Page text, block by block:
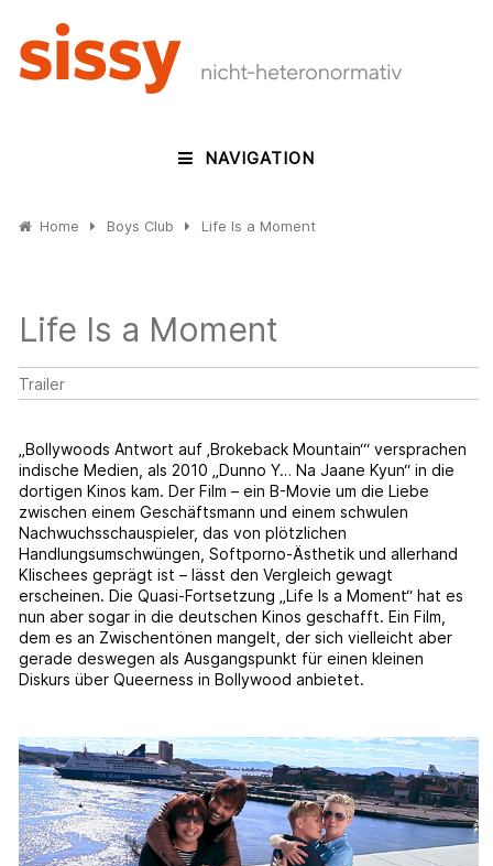
NAVIGATION
Home Boys Club Life Is a Moment
Life Is a Moment
Trailer
„Bollywoods Antwort auf ‚Brokeback Mountain‘“ versprachen
indische Medien, als 2010 „Dunno Y… Na Jaane Kyun“ in die
dortigen Kinos kam. Der Film – ein B-Movie um die Liebe
zwischen einem Geschäftsmann und einem schwulen
Nachwuchsschauspieler, das von plötzlichen
Handlungsumschwüngen, Softporno-Ästhetik und allerhand
Klischees geprägt ist – lässt den Vergleich gewagt
erscheinen. Die Quasi-Fortsetzung „Life Is a Moment“ hat es
nun aber sogar in die deutschen Kinos geschafft. Ein Film,
dem es an Zwischentönen mangelt, der sich vielleicht aber
gerade deswegen als Ausgangspunkt für einen kleinen
Diskurs über Queerness in Bollywood anbietet.